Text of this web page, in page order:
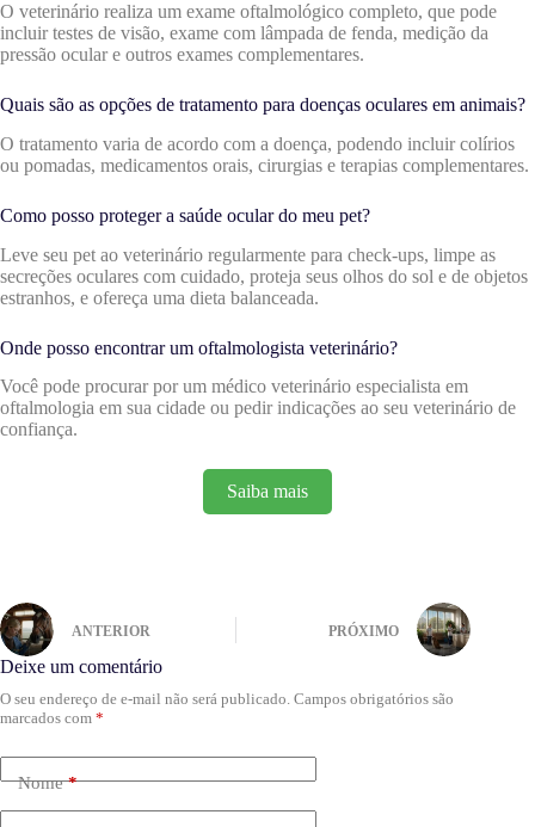
O veterinário realiza um exame oftalmológico completo, que pode
incluir testes de visão, exame com lâmpada de fenda, medição da
pressão ocular e outros exames complementares.
Quais são as opções de tratamento para doenças oculares em animais?
O tratamento varia de acordo com a doença, podendo incluir colírios
ou pomadas, medicamentos orais, cirurgias e terapias complementares.
Como posso proteger a saúde ocular do meu pet?
Leve seu pet ao veterinário regularmente para check-ups, limpe as
secreções oculares com cuidado, proteja seus olhos do sol e de objetos
estranhos, e ofereça uma dieta balanceada.
Onde posso encontrar um oftalmologista veterinário?
Você pode procurar por um médico veterinário especialista em
oftalmologia em sua cidade ou pedir indicações ao seu veterinário de
confiança.
Saiba mais
ANTERIOR PRÓXIMO
Deixe um comentário
O seu endereço de e-mail não será publicado. Campos obrigatórios são
marcados com *
Nome*